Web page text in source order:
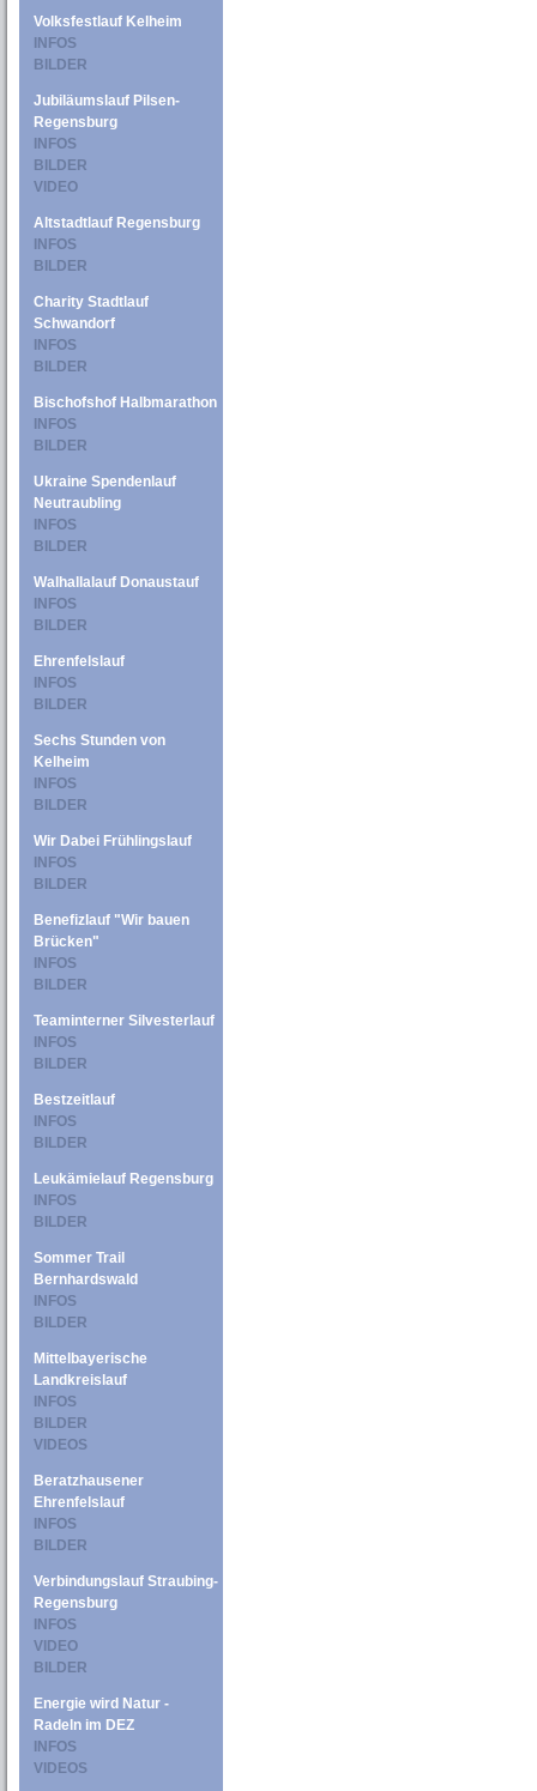
Volksfestlauf Kelheim
INFOS
BILDER
Jubiläumslauf Pilsen-
Regensburg
INFOS
BILDER
VIDEO
Altstadtlauf Regensburg
INFOS
BILDER
Charity Stadtlauf
Schwandorf
INFOS
BILDER
Bischofshof Halbmarathon
INFOS
BILDER
Ukraine Spendenlauf
Neutraubling
INFOS
BILDER
Walhallalauf Donaustauf
INFOS
BILDER
Ehrenfelslauf
INFOS
BILDER
Sechs Stunden von
Kelheim
INFOS
BILDER
Wir Dabei Frühlingslauf
INFOS
BILDER
Benefizlauf "Wir bauen
Brücken"
INFOS
BILDER
Teaminterner Silvesterlauf
INFOS
BILDER
Bestzeitlauf
INFOS
BILDER
Leukämielauf Regensburg
INFOS
BILDER
Sommer Trail
Bernhardswald
INFOS
BILDER
Mittelbayerische
Landkreislauf
INFOS
BILDER
VIDEOS
Beratzhausener
Ehrenfelslauf
INFOS
BILDER
Verbindungslauf Straubing-
Regensburg
INFOS
VIDEO
BILDER
Energie wird Natur -
Radeln im DEZ
INFOS
VIDEOS